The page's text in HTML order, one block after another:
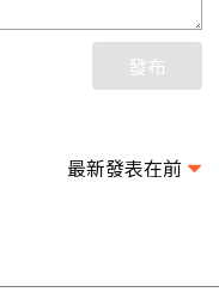
發布
最新發表在前